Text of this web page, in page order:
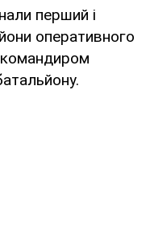
перший і
оперативного